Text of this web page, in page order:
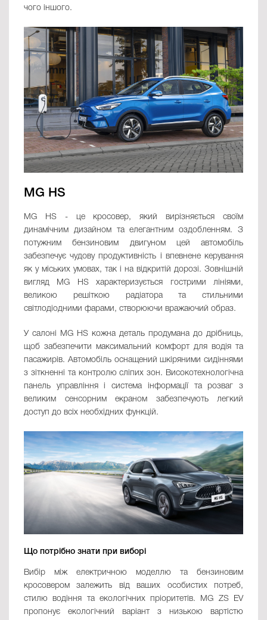
чого іншого.
MG HS
MG HS - це кросовер, який вирізняється своїм
динамічним дизайном та елегантним оздобленням. З
потужним бензиновим двигуном цей автомобіль
забезпечує чудову продуктивність і впевнене керування
як у міських умовах, так і на відкритій дорозі. Зовнішній
вигляд MG HS характеризується гострими лініями,
великою решіткою радіатора та стильними
світлодіодними фарами, створюючи вражаючий образ.
У салоні MG HS кожна деталь продумана до дрібниць,
щоб забезпечити максимальний комфорт для водія та
пасажирів. Автомобіль оснащений шкіряними сидіннями
з зіткненні та контролю сліпих зон. Високотехнологічна
панель управління і система інформації та розваг з
великим сенсорним екраном забезпечують легкий
доступ до всіх необхідних функцій.
Що потрібно знати при виборі
Вибір між електричною моделлю та бензиновим
кросовером залежить від ваших особистих потреб,
стилю водіння та екологічних пріоритетів. MG ZS EV
пропонує екологічний варіант з низькою вартістю